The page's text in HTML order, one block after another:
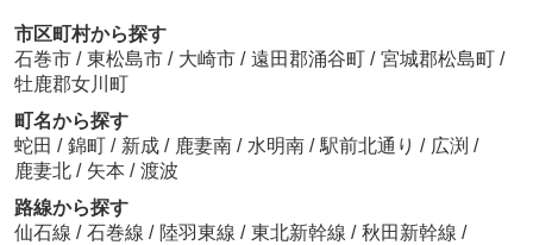
市区町村から探す
石巻市 / 東松島市 / 大崎市 / 遠田郡涌谷町 / 宮城郡松島町 /
牡鹿郡女川町
町名から探す
蛇田 / 錦町 / 新成 / 鹿妻南 / 水明南 / 駅前北通り / 広渕 /
鹿妻北 / 矢本 / 渡波
路線から探す
仙石線 / 石巻線 / 陸羽東線 / 東北新幹線 / 秋田新幹線 /